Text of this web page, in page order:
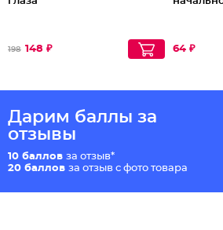
198 148 ₽ 64 ₽
Дарим баллы за
отзывы
10 баллов за отзыв*
20 баллов за отзыв с фото товара